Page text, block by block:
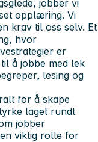
jobber vi
opplæring. Vi
krav til oss selv. Et
hvor
er
å jobbe med lek
lesing og
for å skape
laget rundt
jobber
viktig rolle for